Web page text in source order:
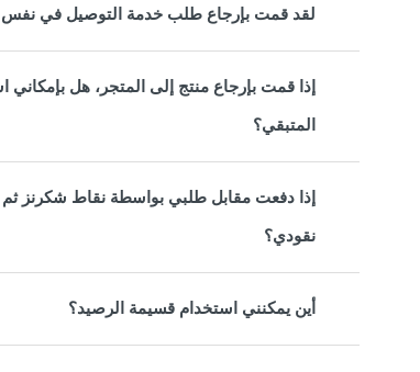
لقد قمت بإرجاع طلب خدمة التوصيل في نفس
إذا قمت بإرجاع منتج إلى المتجر، هل بإمكاني
المتبقي؟
إذا دفعت مقابل طلبي بواسطة نقاط شكرنز ثم
نقودي؟
أين يمكنني استخدام قسيمة الرصيد؟